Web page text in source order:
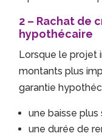
2 – Rachat de
hypothécaire
Lorsque le projet
montants plus
garantie
une baisse
une durée de